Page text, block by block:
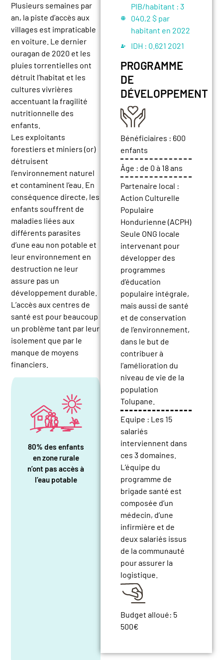
Plusieurs semaines par
an, la piste d’accès aux
villages est impraticable
en voiture. Le dernier
ouragan de 2020 et les
pluies torrentielles ont
détruit l’habitat et les
cultures vivrières
accentuant la fragilité
nutritionnelle des
enfants.
Les exploitants
forestiers et miniers (or)
détruisent
l’environnement naturel
et contaminent l’eau. En
conséquence directe, les
enfants souffrent de
maladies liées aux
différents parasites
d’une eau non potable et
leur environnement en
destruction ne leur
assure pas un
développement durable.
L’accès aux centres de
santé est pour beaucoup
un problème tant par leur
isolement que par le
manque de moyens
financiers.
80% des enfants
en zone rurale
n’ont pas accès à
l’eau potable
PIB/habitant :3
040,2 $ par
habitant en 2022
IDH : 0.621 2021
PROGRAMME
DE
DÉVELOPPEMENT
Bénéficiaires : 600
enfants
Âge : de 0 à 18 ans
Partenaire local :
Action Culturelle
Populaire
Hondurienne (ACPH)
Seule ONG locale
intervenant pour
développer des
programmes
d’éducation
populaire intégrale,
mais aussi de santé
et de conservation
de l’environnement,
dans le but de
contribuer à
l’amélioration du
niveau de vie de la
population
Tolupane.
Equipe : Les 15
salariés
interviennent dans
ces 3 domaines.
L’équipe du
programme de
brigade santé est
composée d’un
médecin, d’une
infirmière et de
deux salariés issus
de la communauté
pour assurer la
logistique.
Budget alloué: 5
500€